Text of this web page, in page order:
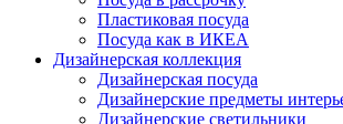
Пластиковая посуда
Посуда как в ИКЕА
Дизайнерская коллекция
Дизайнерская посуда
Дизайнерские предметы
Дизайнерские светильники